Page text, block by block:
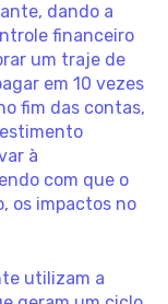
dando a
financeiro
um traje de
em 10 vezes
fim das contas,
à
com que o
os impactos no
utilizam a